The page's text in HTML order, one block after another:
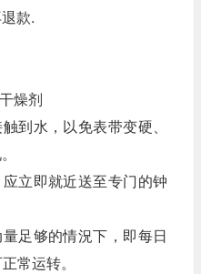
款.
燥剂
到水，以免表带变硬、
立即就近送至专门的钟
足够的情況下，即每日
常运转。